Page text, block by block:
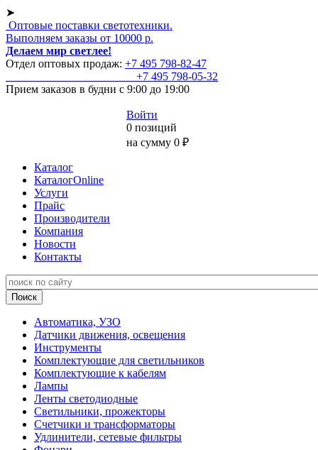
➤
Оптовые поставки светотехники.
Выполняем заказы от 10000 р.
Делаем мир светлее!
Отдел оптовых продаж: +7 495 798-82-47
+7 495 798-05-32
Прием заказов в будни с 9:00 до 19:00
Войти
0 позиций
на сумму 0 ₽
Каталог
КаталогOnline
Услуги
Прайс
Производители
Компания
Новости
Контакты
Автоматика, УЗО
Датчики движения, освещения
Инструменты
Комплектующие для светильников
Комплектующие к кабелям
Лампы
Ленты светодиодные
Светильники, прожекторы
Счетчики и трансформаторы
Удлинители, сетевые фильтры